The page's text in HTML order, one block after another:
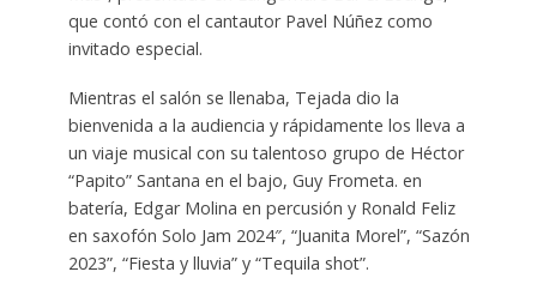
que contó con el cantautor Pavel Núñez como
invitado especial.
Mientras el salón se llenaba, Tejada dio la
bienvenida a la audiencia y rápidamente los lleva a
un viaje musical con su talentoso grupo de Héctor
“Papito” Santana en el bajo, Guy Frometa. en
batería, Edgar Molina en percusión y Ronald Feliz
en saxofón Solo Jam 2024″, “Juanita Morel”, “Sazón
2023”, “Fiesta y lluvia” y “Tequila shot”.